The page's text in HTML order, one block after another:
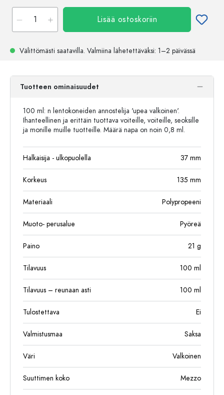
Lisää ostoskoriin
Välittömästi saatavilla. Valmiina lähetettäväksi: 1–2 päivässä
Tuotteen ominaisuudet
100 ml: n lentokoneiden annostelija 'upea valkoinen'.
Ihanteellinen ja erittäin tuottava voiteille, voiteille, seoksille
ja monille muille tuotteille. Määrä napa on noin 0,8 ml.
Halkaisija - ulkopuolella 37 mm
Korkeus 135 mm
Materiaali Polypropeeni
Muoto- perusalue Pyöreä
Paino 21 g
Tilavuus 100 ml
Tilavuus – reunaan asti 100 ml
Tulostettava Ei
Valmistusmaa Saksa
Väri Valkoinen
Suuttimen koko Mezzo